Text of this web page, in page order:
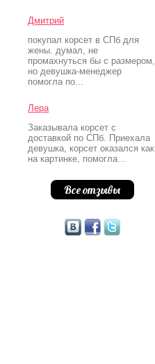
Дмитрий
покупал корсет в СПб для
жены. думал, не
промахнуться бы с размером,
но девушка-менеджер
помогла по...
Лера
Заказывала корсет с
доставкой по СПб. Приехала
девушка, корсет оказался как
на картинке, помогла...
Все отзывы